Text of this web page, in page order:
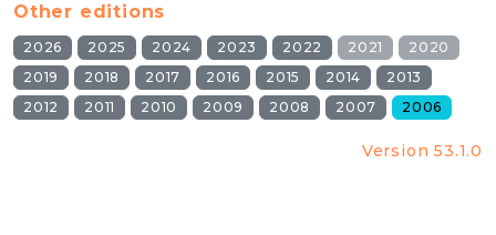
Other editions
2026 2025 2024 2023 2022 2021
2020
2019
2018 2017 2016 2015 2014
2013
2012
2011 2010 2009 2008 2007 2006
Version 53.1.0